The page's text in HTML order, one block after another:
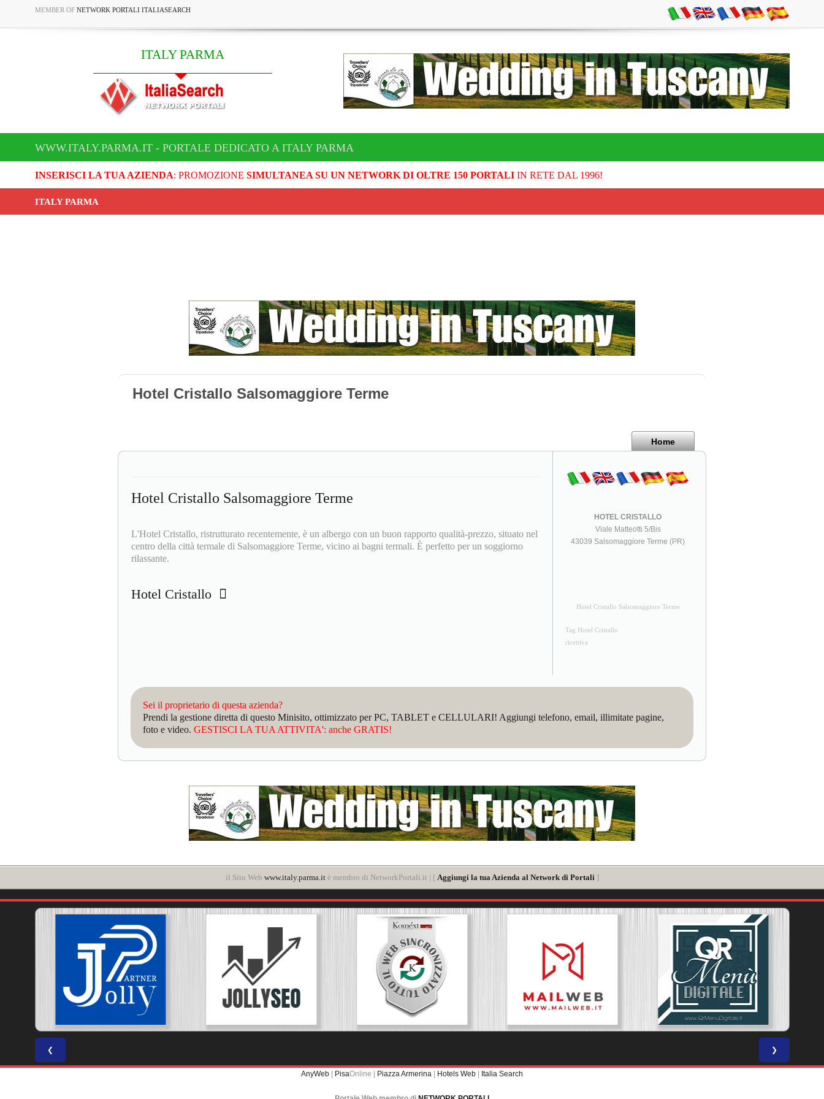
MEMBER OF NETWORK PORTALI ITALIASEARCH
ITALY PARMA
WWW.ITALY.PARMA.IT - PORTALE DEDICATO A ITALY PARMA
INSERISCI LA TUA AZIENDA: PROMOZIONE SIMULTANEA SU UN NETWORK DI OLTRE 150 PORTALIIN RETE DAL 1996!
ITALY PARMA
Hotel Cristallo Salsomaggiore Terme
Home
Hotel Cristallo Salsomaggiore Terme
L'Hotel Cristallo, ristrutturato recentemente, è un albergo con un buon rapporto qualità-prezzo, situato nel
centro della città termale di Salsomaggiore Terme, vicino ai bagni termali. È perfetto per un soggiorno
rilassante.
Hotel Cristallo
HOTEL CRISTALLO
Viale Matteotti 5/Bis
43039 Salsomaggiore Terme (PR)
Hotel Cristallo Salsomaggiore Terme
Tag Hotel Cristallo
ricettiva
Sei il proprietario di questa azienda?
Prendi la gestione diretta di questo Minisito, ottimizzato per PC, TABLET e CELLULARI! Aggiungi telefono, email, illimitate pagine,
foto e video. GESTISCI LA TUA ATTIVITA': anche GRATIS!
il Sito Web www.italy.parma.itè membro di NetworkPortali.it | [ Aggiungi la tua Azienda al Network di Portali ]
❮ ❯
AnyWeb | PisaOnline | Piazza Armerina | Hotels Web | Italia Search